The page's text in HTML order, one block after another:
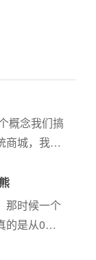
概念我们搞
商城，我们
如万达这
那时候一个
的是从0一